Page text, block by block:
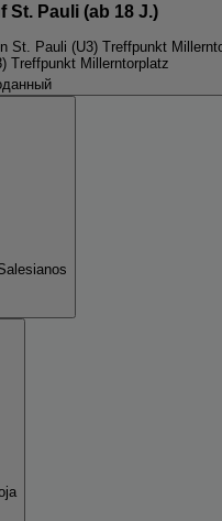
St. Pauli (ab 18 J.)
St. Pauli (U3) Treffpunkt
Treffpunkt Millerntorplatz